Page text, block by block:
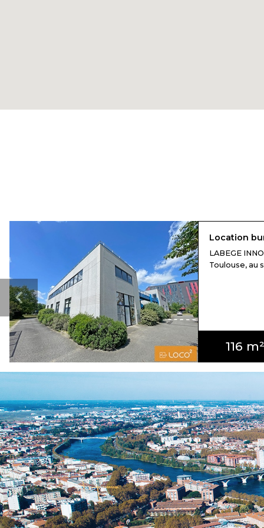
Location
LABEGE
Toulouse, au
116 m²